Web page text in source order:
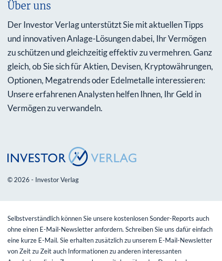
Über uns
Der Investor Verlag unterstützt Sie mit aktuellen Tipps
und innovativen Anlage-Lösungen dabei, Ihr Vermögen
zu schützen und gleichzeitig effektiv zu vermehren. Ganz
gleich, ob Sie sich für Aktien, Devisen, Kryptowährungen,
Optionen, Megatrends oder Edelmetalle interessieren:
Unsere erfahrenen Analysten helfen Ihnen, Ihr Geld in
Vermögen zu verwandeln.
© 2026 - Investor Verlag
Selbstverständlich können Sie unsere kostenlosen Sonder-Reports auch
ohne einen E-Mail-Newsletter anfordern. Schreiben Sie uns dafür einfach
eine kurze E-Mail. Sie erhalten zusätzlich zu unserem E-Mail-Newsletter
von Zeit zu Zeit auch Informationen zu anderen interessanten